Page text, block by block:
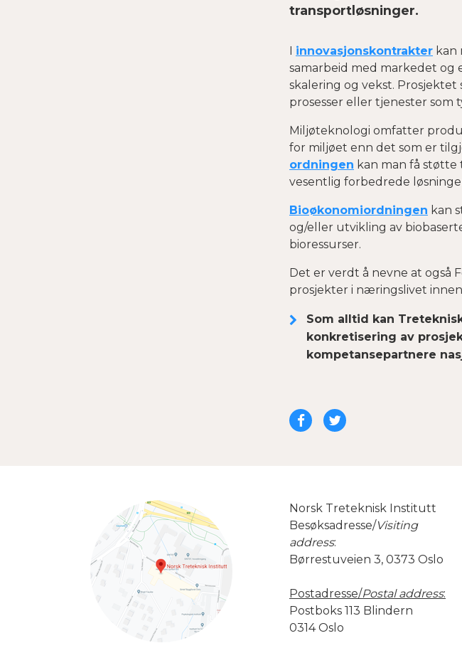
transportløsninger.
I innovasjonskontrakter kan
samarbeid med markedet og
skalering og vekst.
prosesser eller tjenester som
Miljøteknologi omfatter
for miljøet enn det som er
ordningen kan man få
vesentlig forbedrede
Bioøkonomiordningen kan
og/eller utvikling av
bioressurser.
Det er verdt å nevne at også
prosjekter i næringslivet innen
Som alltid kan
konkretisering av
kompetanse­partnere
Del Del
Norsk Treteknisk Institutt
Besøksadresse/Visiting
address:
Børrestuveien 3, 0373 Oslo
Postadresse/Postal address:
Postboks 113 Blindern
0314 Oslo